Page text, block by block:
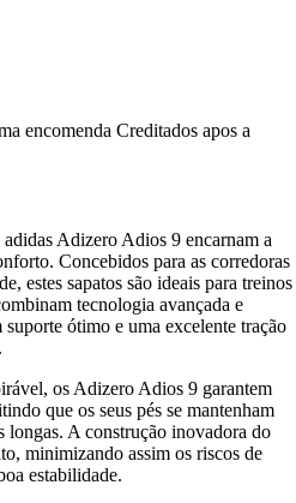
encomenda Creditados apos a
Adizero Adios 9 encarnam a
Concebidos para as corredoras
estes sapatos são ideais para treinos
tecnologia avançada e
ótimo e uma excelente tração
os Adizero Adios 9 garantem
que os seus pés se mantenham
longas. A construção inovadora do
minimizando assim os riscos de
estabilidade.